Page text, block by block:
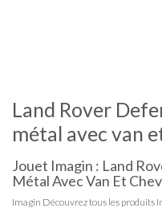
Land Rover
métal avec van
Jouet Imagin : Land
Métal Avec Van Et
Imagin Découvrez tous les produits